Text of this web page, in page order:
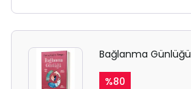
Bağlanma Günlüğü
%80